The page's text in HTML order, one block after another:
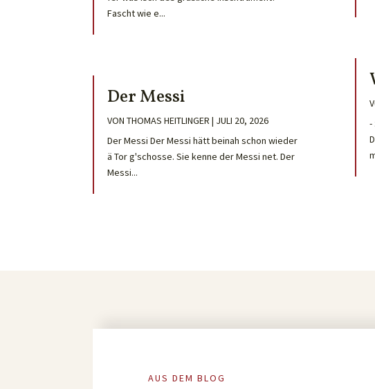
Fascht wie e...
Der Messi
VONTHOMAS HEITLINGER | JULI 20, 2026
Der Messi Der Messi hätt beinah schon wieder
ä Tor g'schosse. Sie kenne der Messi net. Der
Messi...
-
AUS DEM BLOG